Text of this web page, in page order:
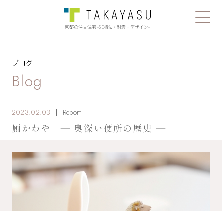
京都の注文住宅 -SE構法・耐震・デザイン-
ブログ
Blog
2023.02.03 Report
厠かわや ― 奥深い便所の歴史 ―